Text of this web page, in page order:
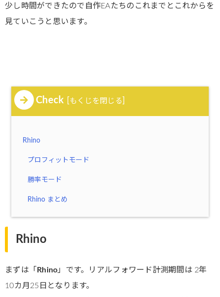
少し時間ができたので自作EAたちのこれまでとこれからを
見ていこうと思います。
Check もくじを閉じる
Rhino
プロフィットモード
勝率モード
Rhino まとめ
Rhino
まずは「 Rhino 」です。リアルフォワード計測期間は 2年
10カ月25日となります。